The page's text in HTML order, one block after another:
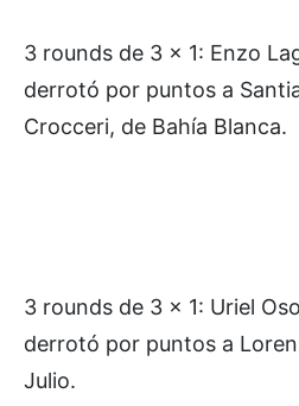
3 rounds de 3 x 1: Enzo
derrotó por puntos a
Crocceri, de Bahía Blanca.
3 rounds de 3 x 1: Uriel
derrotó por puntos a
Julio.